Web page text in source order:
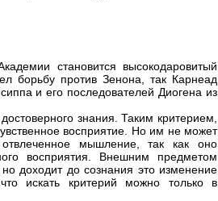
становится высокодаровитый
борьбу против Зенона, так Карнеад
и его последователей Диогена из
знания. Таким критерием,
восприятие. Но им не может
мышление, так как оно
восприятия. Внешним предметом
доходит до сознания это изменение
искать критерий можно только в